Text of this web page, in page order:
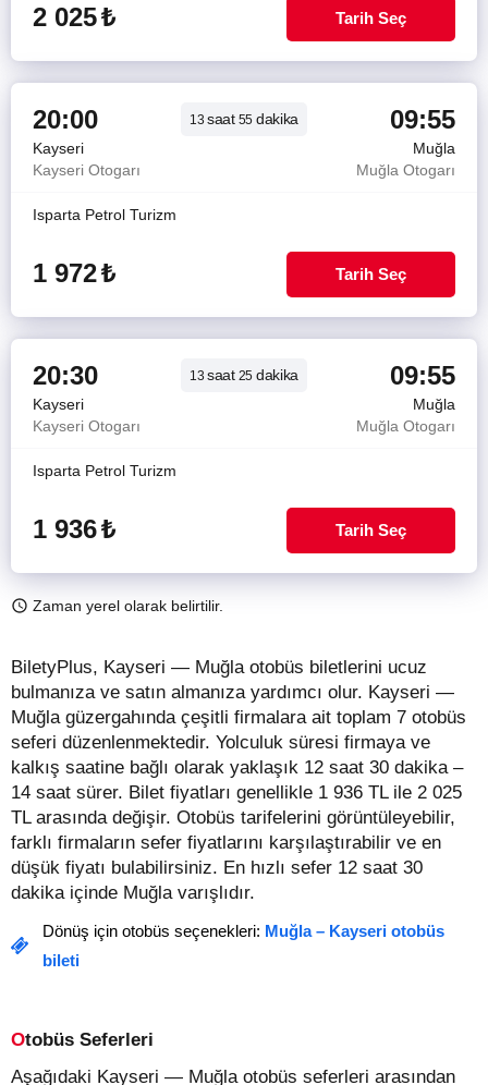
2 025₺ Tarih Seç
20:00 13saat55 dakika 09:55
Kayseri
Muğla
Kayseri Otogarı
Muğla Otogarı
Isparta Petrol Turizm
1 972₺ Tarih Seç
20:30 13saat25 dakika 09:55
Kayseri
Muğla
Kayseri Otogarı
Muğla Otogarı
Isparta Petrol Turizm
1 936₺ Tarih Seç
Zaman yerel olarak belirtilir.
BiletyPlus, Kayseri — Muğla otobüs biletlerini ucuz
bulmanıza ve satın almanıza yardımcı olur. Kayseri —
Muğla güzergahında çeşitli firmalara ait toplam 7 otobüs
seferi düzenlenmektedir. Yolculuk süresi firmaya ve
kalkış saatine bağlı olarak yaklaşık 12 saat 30 dakika –
14 saat sürer. Bilet fiyatları genellikle 1 936 TL ile 2 025
TL arasında değişir. Otobüs tarifelerini görüntüleyebilir,
farklı firmaların sefer fiyatlarını karşılaştırabilir ve en
düşük fiyatı bulabilirsiniz. En hızlı sefer 12 saat 30
dakika içinde Muğla varışlıdır.
Dönüş için otobüs seçenekleri: Muğla – Kayseri otobüs
bileti
Otobüs Seferleri
Aşağıdaki Kayseri — Muğla otobüs seferleri arasından